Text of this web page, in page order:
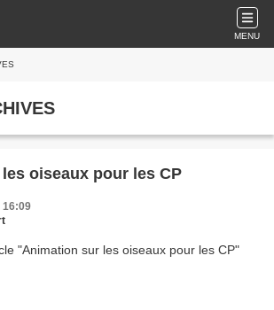
MENU
oiseaux pour les CP
16:09